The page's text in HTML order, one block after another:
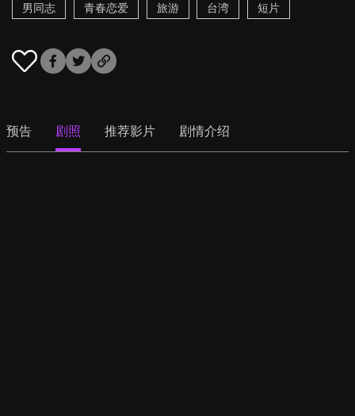
男同志
青春恋爱 旅游 台湾 短片
预告 剧照 推荐影片 剧情介绍